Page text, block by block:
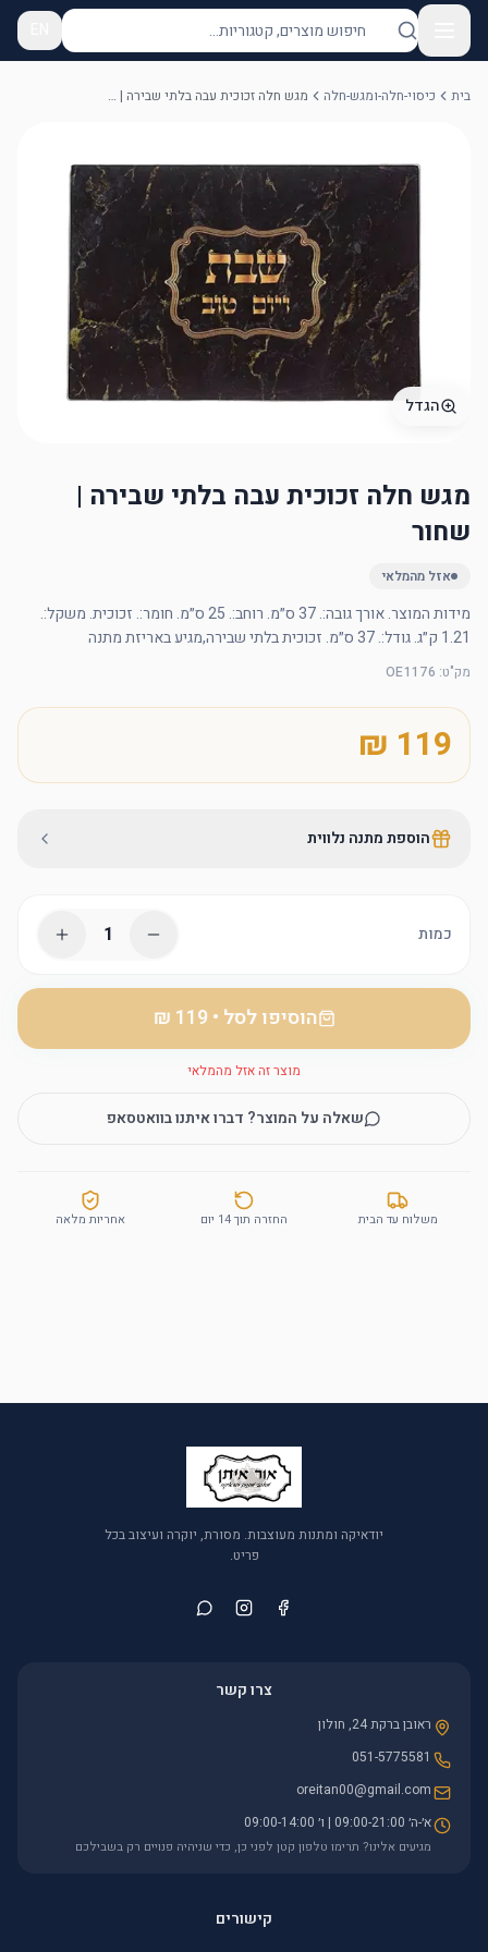
בית כיסוי-חלה-ומגש-חלה מגש חלה זכוכית עבה בלתי שבירה | שחור
הגדל
מגש חלה זכוכית עבה בלתי שבירה |
שחור
אזל מהמלאי
1.21 ק״ג. גודל:. 37 ס״מ. זכוכית בלתי שבירה,מגיע באריזת מתנה
מק"ט:
OE1176
הוספת מתנה נלווית
כמות 1
הוסיפו לסל •
‏119 ₪
מוצר זה אזל מהמלאי
שאלה על המוצר? דברו איתנו בוואטסאפ
משלוח עד הבית החזרה תוך 14 יום אחריות מלאה
יודאיקה ומתנות מעוצבות. מסורת, יוקרה ועיצוב בכל
פריט.
צרו קשר
ראובן ברקת 24, חולון
051-5775581
oreitan00@gmail.com
א׳-ה׳ 09:00-21:00 | ו׳ 09:00-14:00
מגיעים אלינו? תרימו טלפון קטן לפני כן, כדי שניהיה פנויים רק בשבילכם
קישורים